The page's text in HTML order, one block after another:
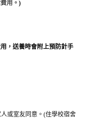
用。 )
，送養時會附上預防針手
或室友同意。 (住學校宿舍